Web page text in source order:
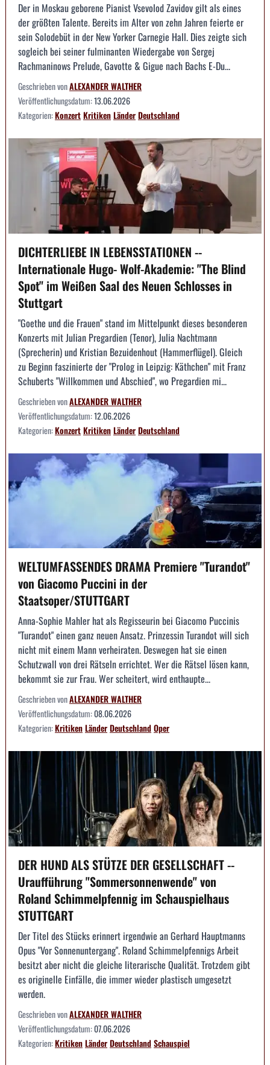
Der in Moskau geborene Pianist Vsevolod Zavidov gilt als eines
der größten Talente. Bereits im Alter von zehn Jahren feierte er
sein Solodebüt in der New Yorker Carnegie Hall. Dies zeigte sich
sogleich bei seiner fulminanten Wiedergabe von Sergej
Rachmaninows Prelude, Gavotte & Gigue nach Bachs E-Du...
Geschrieben vonALEXANDER WALTHER
Veröffentlichungsdatum:13.06.2026
Kategorien:KonzertKritikenLänderDeutschland
DICHTERLIEBE IN LEBENSSTATIONEN --
Internationale Hugo- Wolf-Akademie: "The Blind
Spot" im Weißen Saal des Neuen Schlosses in
Stuttgart
"Goethe und die Frauen" stand im Mittelpunkt dieses besonderen
Konzerts mit Julian Pregardien (Tenor), Julia Nachtmann
(Sprecherin) und Kristian Bezuidenhout (Hammerflügel). Gleich
zu Beginn faszinierte der "Prolog in Leipzig: Käthchen" mit Franz
Schuberts "Willkommen und Abschied", wo Pregardien mi...
Geschrieben vonALEXANDER WALTHER
Veröffentlichungsdatum:12.06.2026
Kategorien:KonzertKritikenLänderDeutschland
WELTUMFASSENDES DRAMA Premiere "Turandot"
von Giacomo Puccini in der
Staatsoper/STUTTGART
Anna-Sophie Mahler hat als Regisseurin bei Giacomo Puccinis
"Turandot" einen ganz neuen Ansatz. Prinzessin Turandot will sich
nicht mit einem Mann verheiraten. Deswegen hat sie einen
Schutzwall von drei Rätseln errichtet. Wer die Rätsel lösen kann,
bekommt sie zur Frau. Wer scheitert, wird enthaupte...
Geschrieben vonALEXANDER WALTHER
Veröffentlichungsdatum:08.06.2026
Kategorien:KritikenLänderDeutschlandOper
DER HUND ALS STÜTZE DER GESELLSCHAFT --
Uraufführung "Sommersonnenwende" von
Roland Schimmelpfennig im Schauspielhaus
STUTTGART
Der Titel des Stücks erinnert irgendwie an Gerhard Hauptmanns
Opus "Vor Sonnenuntergang". Roland Schimmelpfennigs Arbeit
besitzt aber nicht die gleiche literarische Qualität. Trotzdem gibt
es originelle Einfälle, die immer wieder plastisch umgesetzt
werden.
Geschrieben vonALEXANDER WALTHER
Veröffentlichungsdatum:07.06.2026
Kategorien:KritikenLänderDeutschlandSchauspiel